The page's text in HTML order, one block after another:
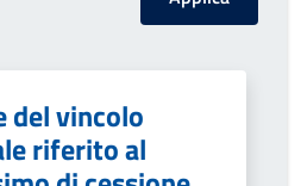
del vincolo
riferito al